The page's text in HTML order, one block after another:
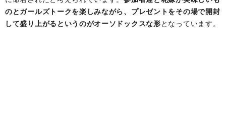
のとガールズトークを楽しみながら、プレゼントをその場で開封
して盛り上がるというのがオーソドックスな形となっています。